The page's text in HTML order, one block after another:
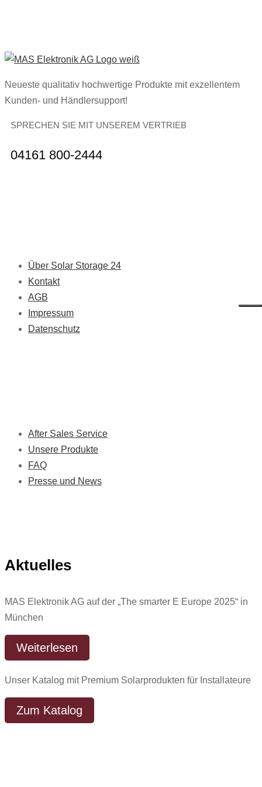
Neueste qualitativ hochwertige Produkte mit exzellentem
Kunden- und Händlersupport!
SPRECHEN SIE MIT UNSEREM VERTRIEB
04161 800-2444
Über Solar Storage 24
Kontakt
AGB
Impressum
Datenschutz
After Sales Service
Unsere Produkte
FAQ
Presse und News
Aktuelles
MAS Elektronik AG auf der „The smarter E Europe 2025“ in
München
Weiterlesen
Unser Katalog mit Premium Solarprodukten für Installateure
Zum Katalog